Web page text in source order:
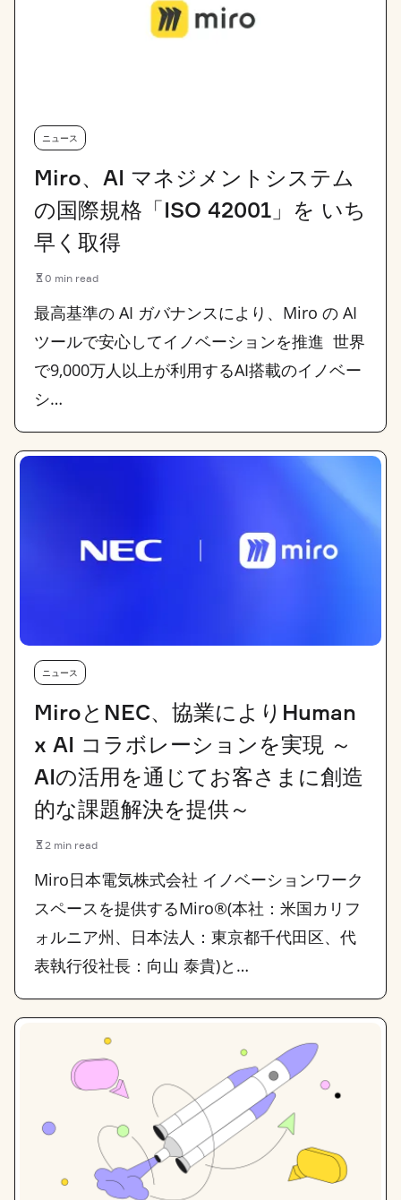
ニュース
Miro、AI マネジメントシステム
の国際規格「ISO 42001」を いち
早く取得
0 min read
最高基準の AI ガバナンスにより、Miro の AI
ツールで安心してイノベーションを推進 世界
で9,000万人以上が利用するAI搭載のイノベー
シ…
ニュース
MiroとNEC、協業によりHuman
x AI コラボレーションを実現 ～
AIの活用を通じてお客さまに創造
的な課題解決を提供～
2 min read
Miro日本電気株式会社 イノベーションワーク
スペースを提供するMiro®(本社：米国カリフ
ォルニア州、日本法人：東京都千代田区、代
表執行役社長：向山 泰貴)と…